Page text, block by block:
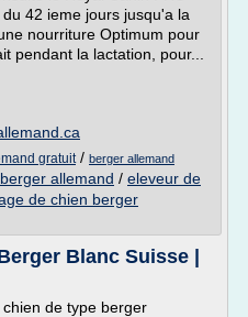
42 ieme jours jusqu'a la
nourriture Optimum pour
pendant la lactation, pour...
gratuit/ berger allemand
allemand / eleveur de
de chien berger
Blanc Suisse |
de type berger